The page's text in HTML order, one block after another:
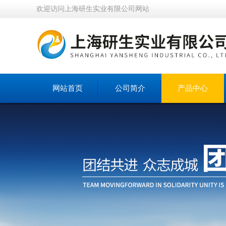
欢迎访问上海研生实业有限公司网站
网站首页 公司简介 产品中心